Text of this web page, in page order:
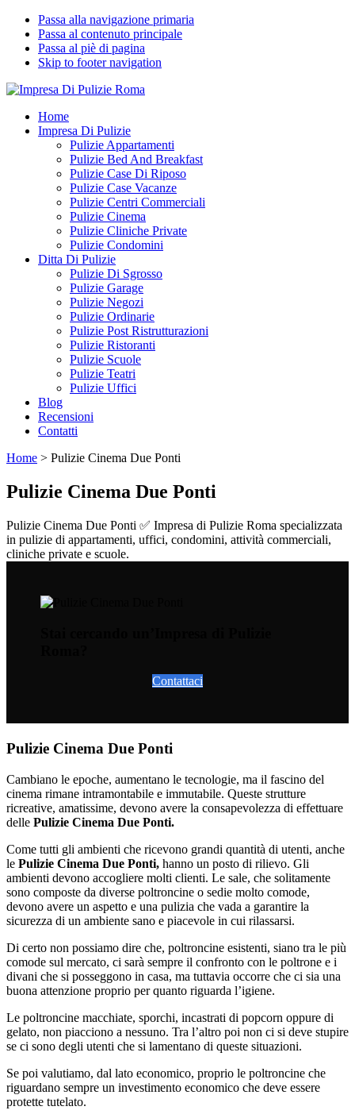
Passa alla navigazione primaria
Passa al contenuto principale
Passa al piè di pagina
Skip to footer navigation
Impresa Di Pulizie Roma
✅ Abitazioni e Attività Commerciali
Home
Impresa Di Pulizie
Pulizie Appartamenti
Pulizie Bed And Breakfast
Pulizie Case Di Riposo
Pulizie Case Vacanze
Pulizie Centri Commerciali
Pulizie Cinema
Pulizie Cliniche Private
Pulizie Condomini
Ditta Di Pulizie
Pulizie Di Sgrosso
Pulizie Garage
Pulizie Negozi
Pulizie Ordinarie
Pulizie Post Ristrutturazioni
Pulizie Ristoranti
Pulizie Scuole
Pulizie Teatri
Pulizie Uffici
Blog
Recensioni
Contatti
Home > Pulizie Cinema Due Ponti
Pulizie Cinema Due Ponti
Pulizie Cinema Due Ponti ✅ Impresa di Pulizie Roma specializzata
in pulizie di appartamenti, uffici, condomini, attività commerciali,
cliniche private e scuole.
Contattaci
Pulizie Cinema Due Ponti
Cambiano le epoche, aumentano le tecnologie, ma il fascino del
cinema rimane intramontabile e immutabile. Queste strutture
ricreative, amatissime, devono avere la consapevolezza di effettuare
delle Pulizie Cinema Due Ponti.
Come tutti gli ambienti che ricevono grandi quantità di utenti, anche
le Pulizie Cinema Due Ponti, hanno un posto di rilievo. Gli
ambienti devono accogliere molti clienti. Le sale, che solitamente
sono composte da diverse poltroncine o sedie molto comode,
devono avere un aspetto e una pulizia che vada a garantire la
sicurezza di un ambiente sano e piacevole in cui rilassarsi.
Di certo non possiamo dire che, poltroncine esistenti, siano tra le più
comode sul mercato, ci sarà sempre il confronto con le poltrone e i
divani che si posseggono in casa, ma tuttavia occorre che ci sia una
buona attenzione proprio per quanto riguarda l’igiene.
Le poltroncine macchiate, sporchi, incastrati di popcorn oppure di
gelato, non piacciono a nessuno. Tra l’altro poi non ci si deve stupire
se ci sono degli utenti che si lamentano di queste situazioni.
Se poi valutiamo, dal lato economico, proprio le poltroncine che
riguardano sempre un investimento economico che deve essere
protette tutelato.